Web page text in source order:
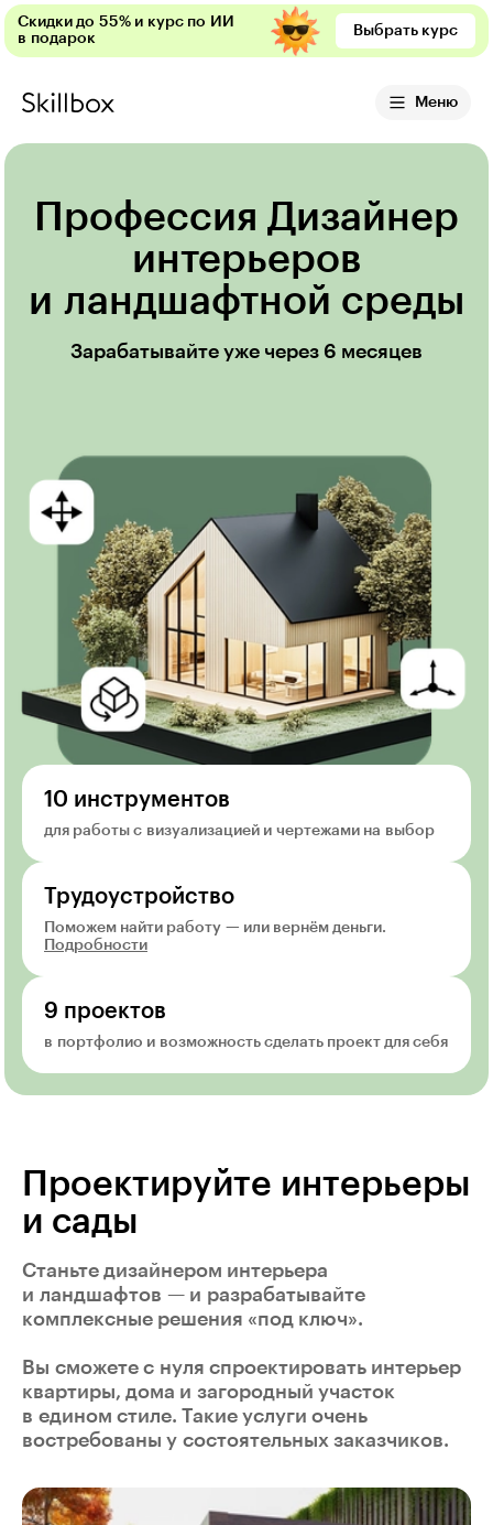
Скидки до 55% и курс по ИИ
в подарок
Выбрать курс
Меню
Профессия Дизайнер
интерьеров
и ландшафтной среды
Зарабатывайте уже через 6 месяцев
10 инструментов
для работы с визуализацией и чертежами на выбор
Трудоустройство
Поможем найти работу — или вернём деньги.
Подробности
9 проектов
в портфолио и возможность сделать проект для себя
Проектируйте интерьеры
и сады
Станьте дизайнером интерьера
и ландшафтов — и разрабатывайте
комплексные решения «под ключ».
Вы сможете с нуля спроектировать интерьер
квартиры, дома и загородный участок
в едином стиле. Такие услуги очень
востребованы у состоятельных заказчиков.